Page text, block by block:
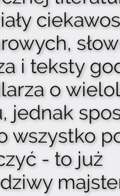
i teksty
o
jednak
wszystko
- to już